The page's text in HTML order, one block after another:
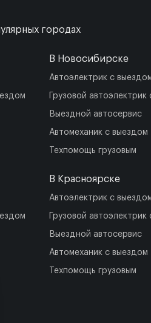
городах
В Новосибирске
Автоэлектрик с
Грузовой
Выездной автосервис
Автомеханик с выездом
Техпомощь грузовым
В Красноярске
Автоэлектрик с
Грузовой
Выездной автосервис
Автомеханик с выездом
Техпомощь грузовым